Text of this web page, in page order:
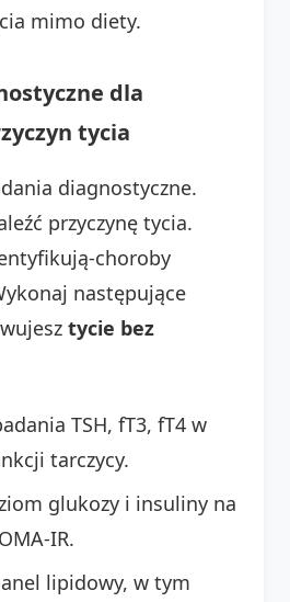
mimo diety.
dla
tycia
diagnostyczne.
przyczynę tycia.
choroby
następujące
tycie bez
TSH, fT3, fT4 w
tarczycy.
glukozy i insuliny na
IR.
lipidowy, w tym